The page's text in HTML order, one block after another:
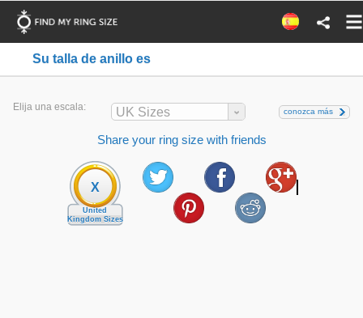
Su talla de anillo es
Elija una escala: UK Sizes conozca más
Share your ring size with friends
X
United
Kingdom Sizes